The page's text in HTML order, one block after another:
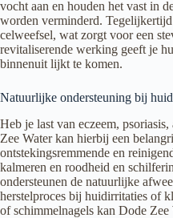
vocht aan en houden het vast in
worden verminderd.
celweefsel, wat zorgt voor een
revitaliserende werking geeft je
binnenuit lijkt te komen.
Natuurlijke ondersteuning bij
Heb je last van eczeem,
Zee Water kan hierbij een
ontstekingsremmende en
kalmeren en roodheid en
ondersteunen de natuurlijke
herstelproces bij huidirritaties of
of schimmelnagels kan Dode